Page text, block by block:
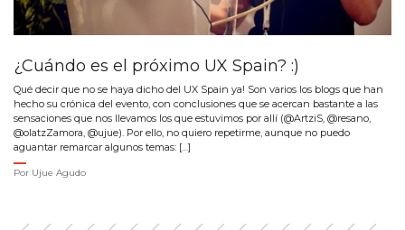
¿Cuándo es el próximo UX Spain? :)
Qué decir que no se haya dicho del UX Spain ya! Son varios los blogs que han
hecho su crónica del evento, con conclusiones que se acercan bastante a las
sensaciones que nos llevamos los que estuvimos por allí (@ArtziS, @resano,
@olatzZamora, @ujue). Por ello, no quiero repetirme, aunque no puedo
aguantar remarcar algunos temas: […]
Por Ujue Agudo